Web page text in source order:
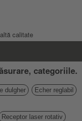
calitate
categoriile.
dulgher
Echer reglabil
Receptor laser rotativ